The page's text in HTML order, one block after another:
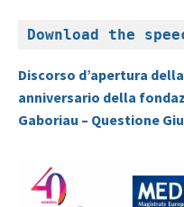
Download the
Discorso d’apertura
anniversario della
Gaboriau – Questione